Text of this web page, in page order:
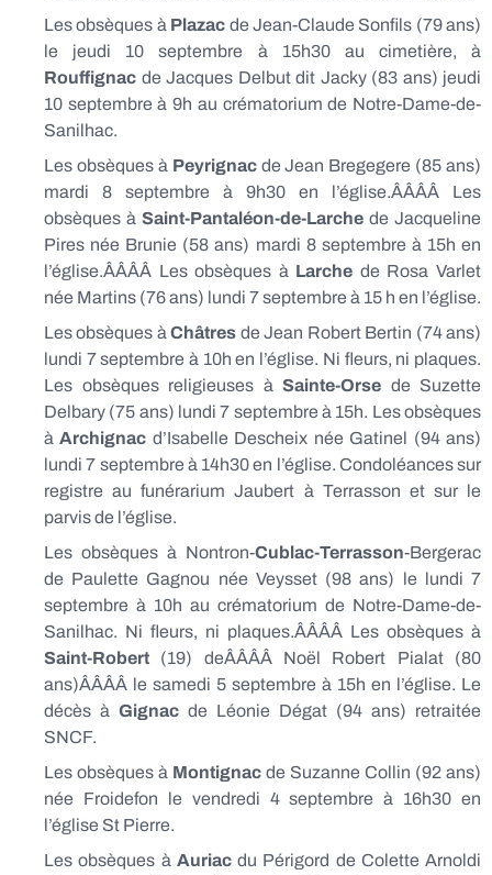
Les obsèques à Plazac de Jean-Claude Sonfils (79 ans)
le jeudi 10 septembre à 15h30 au cimetière, à
Rouffignac de Jacques Delbut dit Jacky (83 ans) jeudi
10 septembre à 9h au crématorium de Notre-Dame-de-
Sanilhac.
Les obsèques à Peyrignacde Jean Bregegere (85 ans)
mardi 8 septembre à 9h30 en l’église.ÂÂÂÂ Les
obsèques à Saint-Pantaléon-de-Larche de Jacqueline
Pires née Brunie (58 ans) mardi 8 septembre à 15h en
l’église.ÂÂÂÂ Les obsèques à Larche de Rosa Varlet
née Martins (76 ans) lundi 7 septembre à 15 h en l’église.
Les obsèques àChâtres de Jean Robert Bertin (74 ans)
lundi 7 septembre à 10h en l’église. Ni fleurs, ni plaques.
Les obsèques religieuses à Sainte-Orse de Suzette
Delbary (75 ans) lundi 7 septembre à 15h. Les obsèques
àArchignac d’Isabelle Descheix née Gatinel (94 ans)
lundi 7 septembre à 14h30 en l’église. Condoléances sur
registre au funérarium Jaubert à Terrasson et sur le
parvis de l’église.
Les obsèques à Nontron-Cublac-Terrasson-Bergerac
de Paulette Gagnou née Veysset (98 ans) le lundi 7
septembre à 10h au crématorium de Notre-Dame-de-
Sanilhac. Ni fleurs, ni plaques.ÂÂÂÂ Les obsèques à
Saint-Robert (19) deÂÂÂÂ Noël Robert Pialat (80
ans)ÂÂÂÂ le samedi 5 septembre à 15h en l’église. Le
décès à Gignac de Léonie Dégat (94 ans) retraitée
SNCF.
Les obsèques à Montignac de Suzanne Collin (92 ans)
née Froidefon le vendredi 4 septembre à 16h30 en
l’église St Pierre.
Les obsèques à Auriac du Périgord de Colette Arnoldi